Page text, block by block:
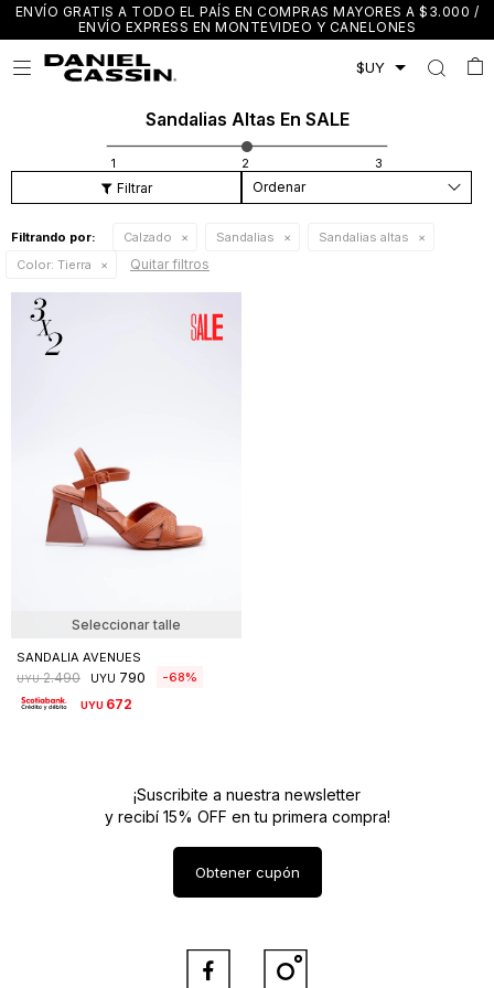
ENVÍO GRATIS A TODO EL PAÍS EN COMPRAS MAYORES A $3.000 /
ENVÍO EXPRESS EN MONTEVIDEO Y CANELONES

Sandalias Altas En SALE
Recomendados
Filtrando por: Calzado Sandalias
Sandalias altas
Color: Tierra Quitar filtros
Seleccionar talle
SANDALIA AVENUES
UYU 2.490 UYU 790 68
UYU 672
¡Suscribite a nuestra newsletter
y recibí 15% OFF en tu primera compra!
Obtener cupón
 